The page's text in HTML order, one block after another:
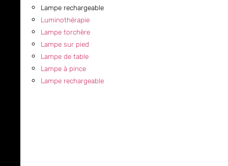
Lampe rechargeable
Luminothérapie
Lampe torchère
Lampe sur pied
Lampe de table
Lampe à pince
Lampe rechargeable